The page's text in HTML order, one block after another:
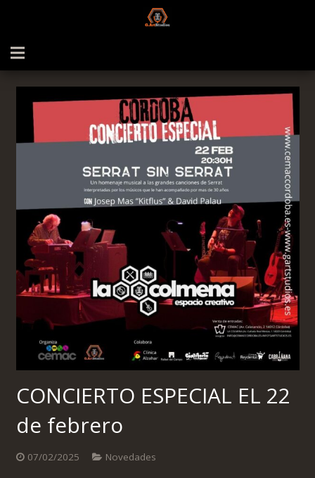
CONCIERTO ESPECIAL EL 22
de febrero
07/02/2025 Novedades